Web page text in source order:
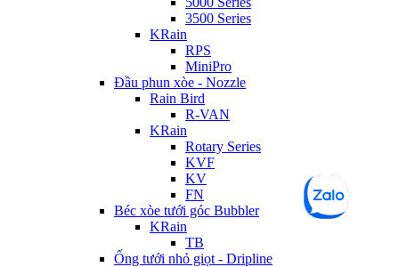
3500 Series
KRain
RPS
MiniPro
Đầu phun xòe - Nozzle
Rain Bird
R-VAN
KRain
Rotary Series
KVF
KV
FN
Béc xòe tưới góc Bubbler
KRain
TB
Ống tưới nhỏ giọt - Dripline